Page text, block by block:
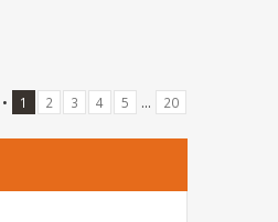
• 1 2 3 4 5 ... 20